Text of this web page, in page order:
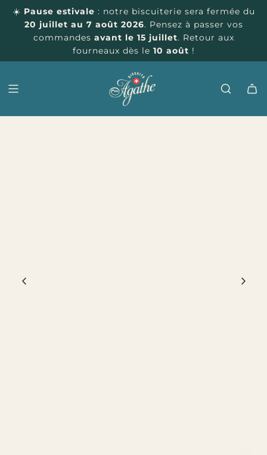
☀️ Pause estivale : notre biscuiterie sera fermée du
20 juillet au 7 août 2026. Pensez à passer vos
commandes avant le 15 juillet. Retour aux
fourneaux dès le 10 août !